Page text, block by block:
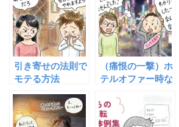
飯に誘って親密に
なる流れ
然』のスタンスで
攻めろ！
引き寄せの法則で
モテる方法
（痛恨の一撃）ホ
テルオファー時な
とする人とは思い
ませんでした」と